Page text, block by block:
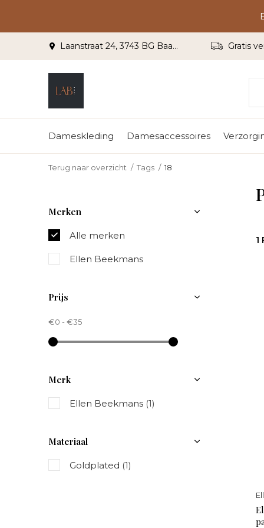
Dameskleding Damesaccessoires
Laanstraat 24, 3743 BG Baarn Gratis
Terug naar overzicht Tags 18
1
Merken
Alle merken
Ellen Beekmans
Prijs
€0 - €35
Merk
Ellen Beekmans (1)
Materiaal
Goldplated (1)